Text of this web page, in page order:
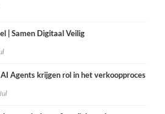
| Samen Digitaal Veilig
Agents krijgen rol in het verkoopproces